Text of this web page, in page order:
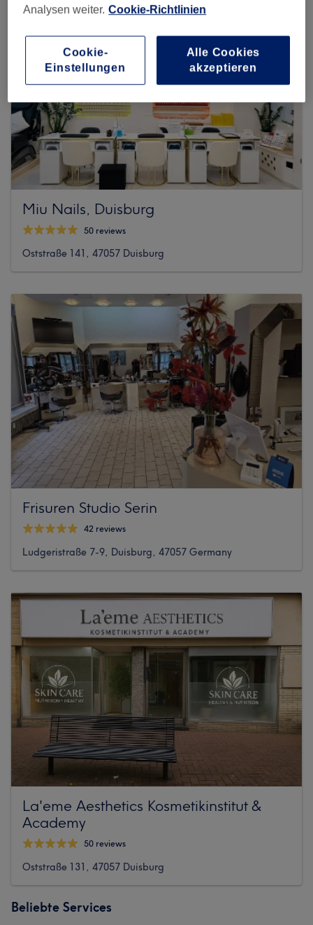
Miu Nails, Duisburg
50 reviews
Oststraße 141, 47057 Duisburg
Frisuren Studio Serin
42 reviews
Ludgeristraße 7-9, Duisburg, 47057 Germany
La'eme Aesthetics Kosmetikinstitut &
Academy
50 reviews
Oststraße 131, 47057 Duisburg
Beliebte Services
Analysen weiter. Cookie-Richtlinien
Cookie-
Einstellungen
Alle Cookies
akzeptieren